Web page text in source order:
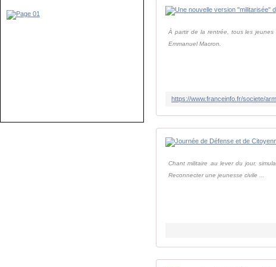
À partir de la rentrée, tous les
Emmanuel Macron.
Chant militaire au lever du jour,
Reconnecter une jeunesse civile ...